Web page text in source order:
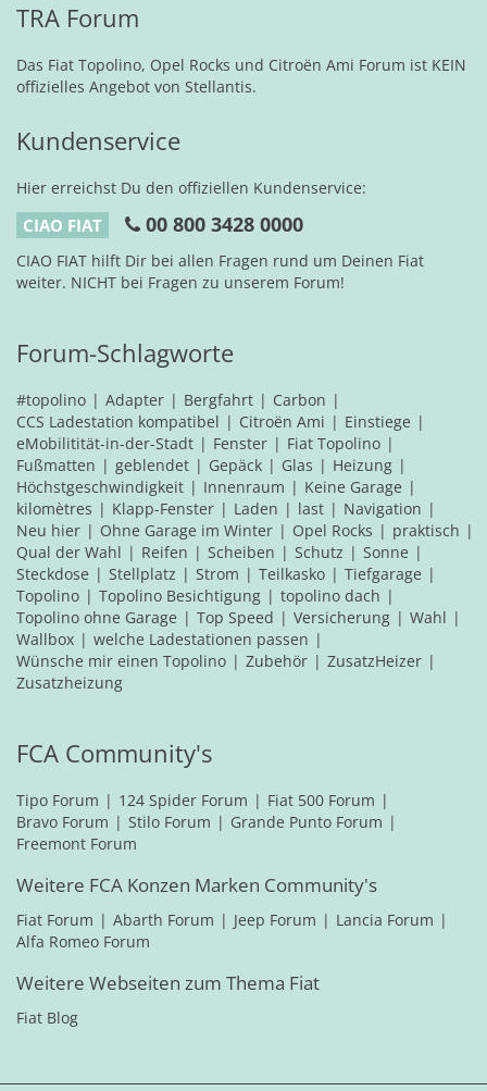
TRA Forum
Das Fiat Topolino, Opel Rocks und Citroën Ami Forum ist KEIN
offizielles Angebot von Stellantis.
Kundenservice
Hier erreichst Du den offiziellen Kundenservice:
CIAO FIAT 00 800 3428 0000
CIAO FIAT hilft Dir bei allen Fragen rund um Deinen Fiat
weiter. NICHT bei Fragen zu unserem Forum!
Forum-Schlagworte
#topolino Adapter Bergfahrt
Carbon
CCS Ladestation kompatibel
Citroën Ami
Einstiege
eMobilitität-in-der-Stadt
Fenster
Fiat Topolino
Fußmatten
geblendet Gepäck Glas
Heizung
Höchstgeschwindigkeit
Innenraum
Keine Garage
kilomètres
Klapp-Fenster Laden last
Navigation
Neu hier
Ohne Garage im Winter Opel Rocks
praktisch
Qual der Wahl
Reifen Scheiben Schutz
Sonne
Steckdose
Stellplatz Strom Teilkasko
Tiefgarage
Topolino
Topolino Besichtigung
topolino dach
Topolino ohne Garage
Top Speed Versicherung
Wahl
Wallbox
welche Ladestationen passen
Wünsche mir einen Topolino
Zubehör
ZusatzHeizer
Zusatzheizung
FCA Community's
Tipo Forum 124 Spider Forum
Fiat 500 Forum
Bravo Forum
Stilo Forum
Grande Punto Forum
Freemont Forum
Weitere FCA Konzen Marken Community's
Fiat Forum Abarth Forum Jeep Forum
Lancia Forum
Alfa Romeo Forum
Weitere Webseiten zum Thema Fiat
Fiat Blog